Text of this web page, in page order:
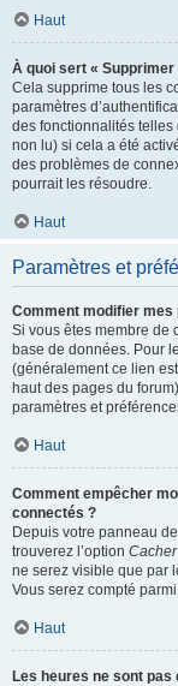
Haut
À quoi sert «
Cela supprime tous les
paramètres
des fonctionnalités
non lu) si cela a été
des problèmes de
pourrait les résoudre.
Haut
Paramètres et
Comment modifier mes
Si vous êtes membre de
base de données. Pour
(généralement ce lien
haut des pages du
paramètres et
Haut
Comment empêcher
connectés ?
Depuis votre panneau
trouverez l’option
ne serez visible que par
Vous serez compté
Haut
Les heures ne sont